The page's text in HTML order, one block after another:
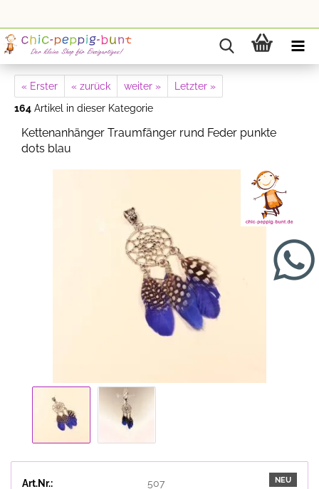
« Erster « zurück weiter »
Letzter »
164 Artikel in dieser Kategorie
Kettenanhänger Traumfänger rund Feder punkte
dots blau
NEU
Art.Nr.:
507